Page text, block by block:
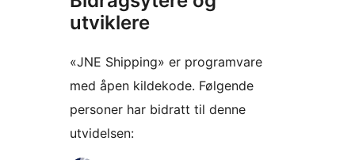
utviklere
«JNE Shipping» er programvare
med åpen kildekode. Følgende
personer har bidratt til denne
utvidelsen: